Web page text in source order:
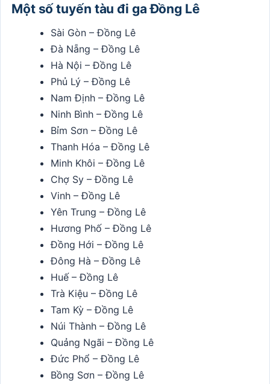
Một số tuyến tàu đi ga Đồng Lê
Sài Gòn – Đồng Lê
Đà Nẵng – Đồng Lê
Hà Nội – Đồng Lê
Phủ Lý – Đồng Lê
Nam Định – Đồng Lê
Ninh Bình – Đồng Lê
Bỉm Sơn – Đồng Lê
Thanh Hóa – Đồng Lê
Minh Khôi – Đồng Lê
Chợ Sy – Đồng Lê
Vinh – Đồng Lê
Yên Trung – Đồng Lê
Hương Phố – Đồng Lê
Đồng Hới – Đồng Lê
Đông Hà – Đồng Lê
Huế – Đồng Lê
Trà Kiệu – Đồng Lê
Tam Kỳ – Đồng Lê
Núi Thành – Đồng Lê
Quảng Ngãi – Đồng Lê
Đức Phổ – Đồng Lê
Bồng Sơn – Đồng Lê